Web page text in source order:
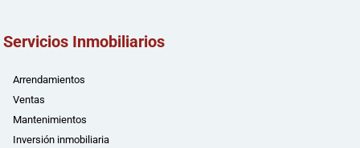
Servicios Inmobiliarios
Arrendamientos
Ventas
Mantenimientos
Inversión inmobiliaria